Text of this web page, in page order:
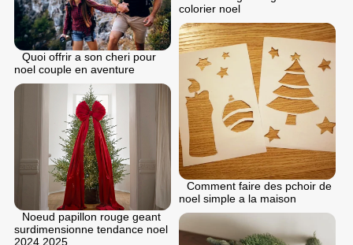
colorier noel
Quoi offrir a son cheri pour
noel couple en aventure
Comment faire des pchoir de
noel simple a la maison
Noeud papillon rouge geant
surdimensionne tendance noel
2024 2025